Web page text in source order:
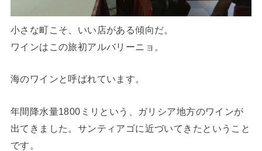
小さな町こそ、いい店がある傾向だ。
ワインはこの旅初アルバリーニョ。
海のワインと呼ばれています。
年間降水量1800ミリという、ガリシア地方のワインが
出てきました。サンティアゴに近づいてきたということ
です。